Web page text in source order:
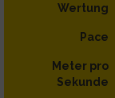
Wertung
Pace
Meter pro
Sekunde